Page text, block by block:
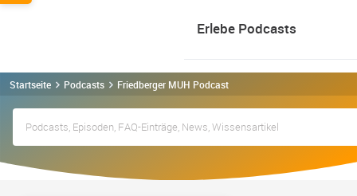
Erlebe Podcasts
Startseite Podcasts Friedberger MUH Podcast